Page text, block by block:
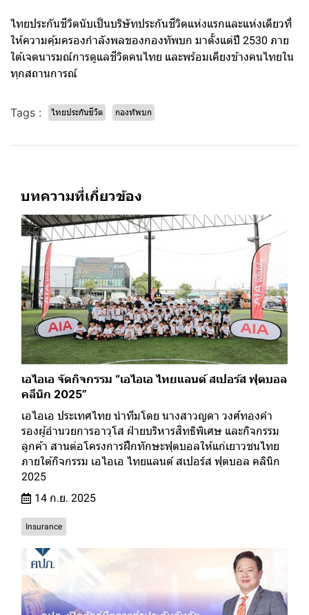
ไทยประกันชีวิตนับเป็นบริษัทประกันชีวิตแห่งแรกและแห่งเดียวที่
ให้ความคุ้มครองกำลังพลของกองทัพบก มาตั้งแต่ปี 2530 ภาย
ใต้เจตนารมณ์การดูแลชีวิตคนไทย และพร้อมเคียงข้างคนไทยใน
ทุกสถานการณ์
Tags : ไทยประกันชีวิต กองทัพบก
บทความที่เกี่ยวข้อง
เอไอเอ จัดกิจกรรม “เอไอเอ ไทยแลนด์ สเปอร์ส ฟุตบอล
คลีนิก 2025”
เอไอเอ ประเทศไทย นำทีมโดย นางสาวญดา วงศ์ทองคำ
รองผู้อำนวยการอาวุโส ฝ่ายบริหารสิทธิพิเศษ และกิจกรรม
ลูกค้า สานต่อโครงการฝึกทักษะฟุตบอลให้แก่เยาวชนไทย
ภายใต้กิจกรรม เอไอเอ ไทยแลนด์ สเปอร์ส ฟุตบอล คลินิก
2025
14 ก.ย. 2025
Insurance